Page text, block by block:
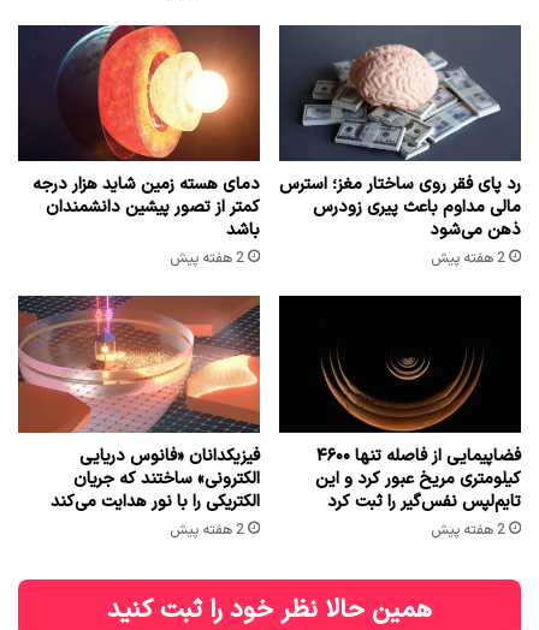
رد پای فقر روی ساختار مغز؛ استرس
مالی مداوم باعث پیری زودرس
ذهن می‌شود
2 هفته پیش
دمای هسته زمین شاید هزار درجه
کمتر از تصور پیشین دانشمندان
باشد
2 هفته پیش
فضاپیمایی از فاصله تنها ۴۶۰۰
کیلومتری مریخ عبور کرد و این
تایم‌لپس نفس‌گیر را ثبت کرد
2 هفته پیش
فیزیکدانان «فانوس دریایی
الکترونی» ساختند که جریان
الکتریکی را با نور هدایت می‌کند
2 هفته پیش
همین حالا نظر خود را ثبت کنید